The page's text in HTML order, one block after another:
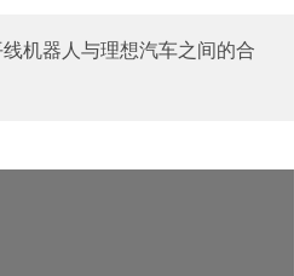
机器人与理想汽车之间的合